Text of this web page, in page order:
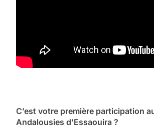
C’est votre première participation
Andalousies d’Essaouira ?